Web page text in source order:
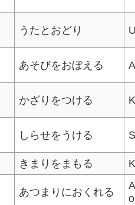
うたとおどり
あそびをおぼえる
かざりをつける
しらせをうける
きまりをまもる
あつまりにおくれる